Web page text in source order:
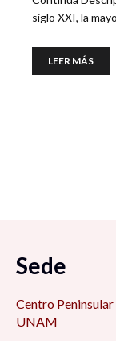
siglo XXI, la
LEER MÁS
Sede
Centro Peninsular
UNAM